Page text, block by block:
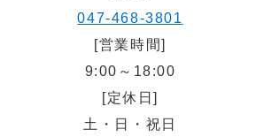
047-468-3801
[営業時間]
9:00～18:00
[定休日]
土・日・祝日